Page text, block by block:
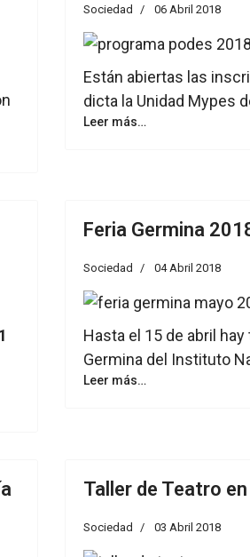
Sociedad 06 Abril 2018
Están abiertas las
dicta la Unidad Mypes
Leer más…
Feria Germina
Sociedad 04 Abril 2018
Hasta el 15 de abril
Germina del Instituto
Leer más…
Taller de Teatro
Sociedad 03 Abril 2018